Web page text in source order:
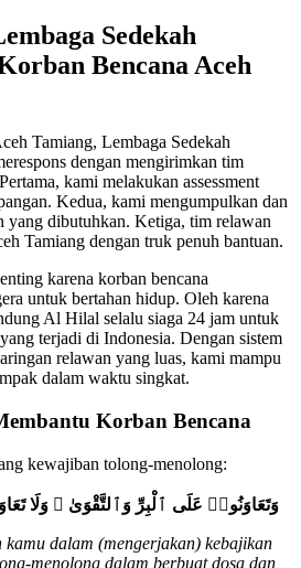
Sedekah
Bencana Aceh
Tamiang, Lembaga Sedekah
dengan mengirimkan tim
kami melakukan assessment
Kedua, kami mengumpulkan dan
yang dibutuhkan. Ketiga, tim relawan
Tamiang dengan truk penuh bantuan.
karena korban bencana
untuk bertahan hidup. Oleh karena
Al Hilal selalu siaga 24 jam untuk
terjadi di Indonesia. Dengan sistem
relawan yang luas, kami mampu
dalam waktu singkat.
Korban Bencana
kewajiban tolong-menolong:
وَتَعَاوَنُوا۟ عَلَى ٱلْبِرِّ وَٱلتَّقْوَىٰ ۖ وَلَا
dalam (mengerjakan) kebajikan
menolong dalam berbuat dosa dan